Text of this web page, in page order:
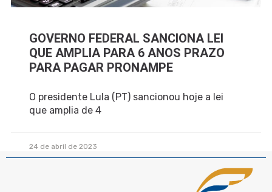
GOVERNO FEDERAL SANCIONA LEI
QUE AMPLIA PARA 6 ANOS PRAZO
PARA PAGAR PRONAMPE
O presidente Lula (PT) sancionou hoje a lei
que amplia de 4
24 de abril de 2023